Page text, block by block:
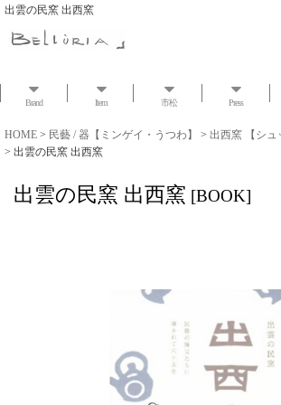
出雲の民窯 出西窯
Brand Item 市松 Press
HOME > 民藝 / 器【ミンゲイ・うつわ】 > 出西窯 【シュ
> 出雲の民窯 出西窯
出雲の民窯 出西窯 [BOOK]